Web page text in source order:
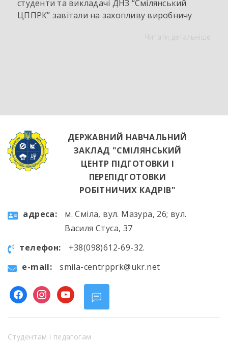
студенти та викладачі ДНЗ “Смілянський
ЦППРК” завітали на захопливу виробничу
НВК “Лідер”. Світлі кахлі, інноваційне
висококваліфікованих майбутніх фахівцях. […]
Читати детальніше
ДЕРЖАВНИЙ НАВЧАЛЬНИЙ
ЗАКЛАД "СМІЛЯНСЬКИЙ
ЦЕНТР ПІДГОТОВКИ І
ПЕРЕПІДГОТОВКИ
РОБІТНИЧИХ КАДРІВ"
aдресa:
м. Сміла, вул. Мазура, 26; вул.
Василя Стуса, 37
телефон:
+38(098)612-69-32.
e-mail:
smila-centrpprk@ukr.net
facebookinstagram
youtube
Студентам і педагогам